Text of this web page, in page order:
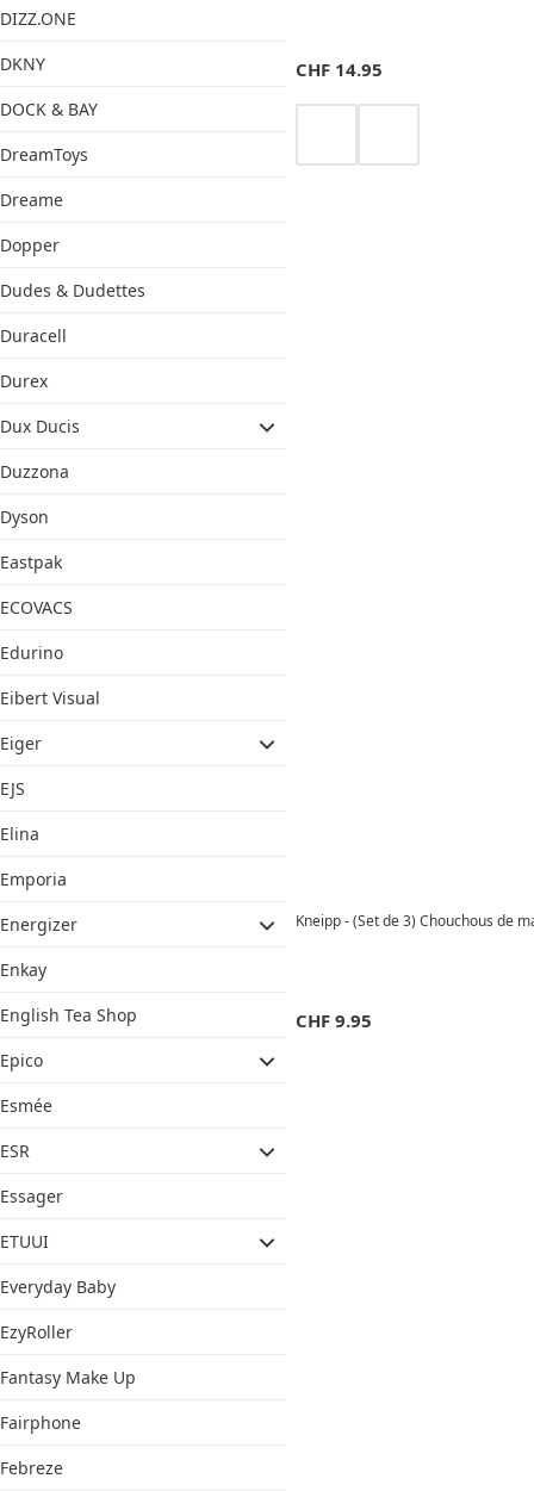
DIZZ.ONE
DKNY
DOCK & BAY
DreamToys
Dreame
Dopper
Dudes & Dudettes
Duracell
Durex
Dux Ducis
Duzzona
Dyson
Eastpak
ECOVACS
Edurino
Eibert Visual
Eiger
EJS
Elina
Emporia
Energizer
Enkay
English Tea Shop
Epico
Esmée
ESR
Essager
ETUUI
Everyday Baby
EzyRoller
Fantasy Make Up
Fairphone
Febreze
CHF 14.95
Kneipp - (Set de 3) Chouchous de
CHF 9.95